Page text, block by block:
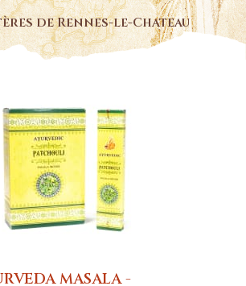
de Rennes-le-Chateau
MASALA -